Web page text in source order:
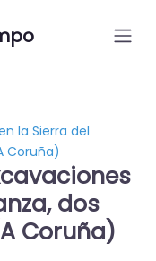
la Sierra del
Coruña)
dos
Coruña)